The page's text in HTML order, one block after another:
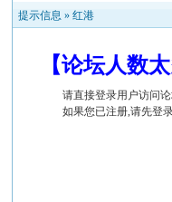
提示信息 »红港
【论坛人数
请直接登录用户访问
如果您已注册,请先登